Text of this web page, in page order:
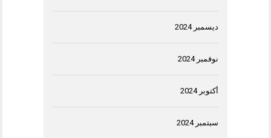
ديسمبر 2024
نوفمبر 2024
أكتوبر 2024
سبتمبر 2024